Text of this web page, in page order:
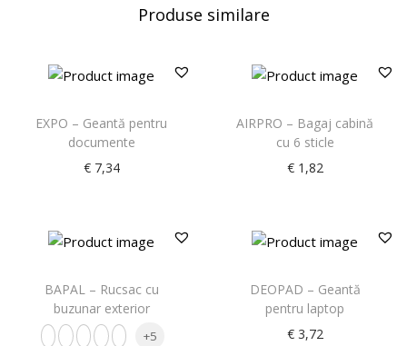
Produse similare
EXPO – Geantă pentru
documente
€7,34
AIRPRO – Bagaj cabină
cu 6 sticle
€1,82
BAPAL – Rucsac cu
buzunar exterior
+5
DEOPAD – Geantă
pentru laptop
€3,72